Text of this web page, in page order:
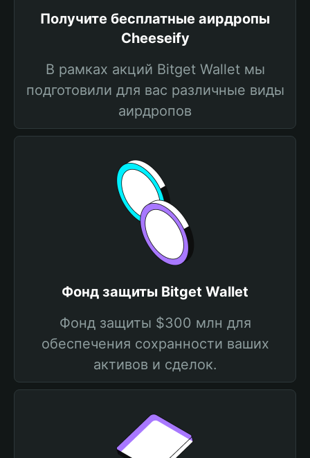
Получите бесплатные аирдропы
Cheeseify
В рамках акций Bitget Wallet мы
подготовили для вас различные виды
аирдропов
Фонд защиты Bitget Wallet
Фонд защиты $300 млн для
обеспечения сохранности ваших
активов и сделок.